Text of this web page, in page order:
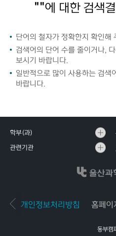
""에 대한 검색
단어의 철자가 정확한지 확인해
검색어의 단어 수를 줄이거나,
보시기 바랍니다.
일반적으로 많이 사용하는 검색
바랍니다.
동부캠
개인정보처리방침 홈페이
학부(과)
관련기관